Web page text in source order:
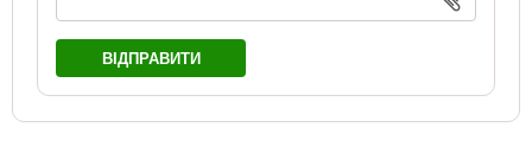
ВІДПРАВИТИ